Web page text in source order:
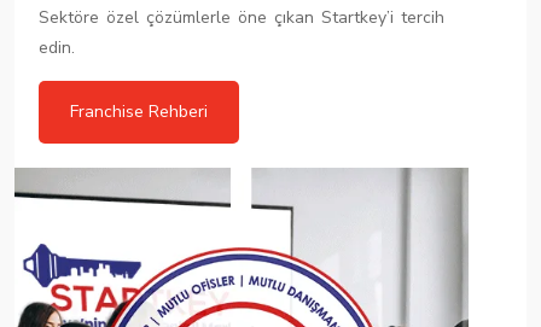
Sektöre özel çözümlerle öne çıkan Startkey’i tercih
edin.
Franchise Rehberi